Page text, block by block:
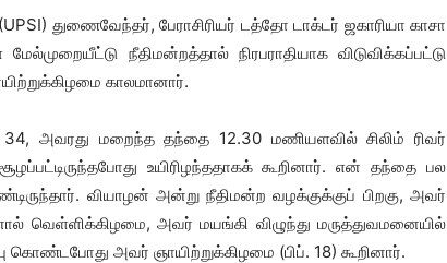
துணைவேந்தர், பேராசிரியர் டத்தோ டாக்டர் ஜகாரியா காசா
நீதிமன்றத்தால் நிரபராதியாக விடுவிக்கப்பட்டு
காலமானார்.
அவரது மறைந்த தந்தை 12.30 மணியளவில் சிலிம் ரிவர்
உயிரிழந்ததாகக் கூறினார். என் தந்தை பல
வியாழன் அன்று நீதிமன்ற வழக்குக்குப் பிறகு, அவர்
வெள்ளிக்கிழமை, அவர் மயங்கி விழுந்து மருத்துவமனையில்
கொண்டபோது அவர் ஞாயிற்றுக்கிழமை (பிப். 18) கூறினார்.